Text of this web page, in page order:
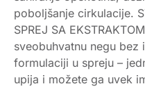
poboljšanje cirkulacije.
SPREJ SA
sveobuhvatnu negu bez
formulaciji u spreju –
upija i možete ga uvek